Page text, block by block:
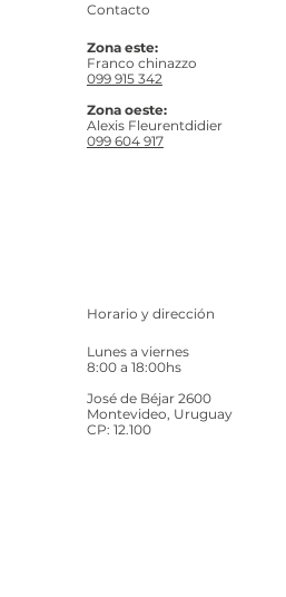
Contacto
Zona este:
Franco chinazzo
099 915 342
Zona oeste:
Alexis Fleurentdidier
099 604 917
Horario y dirección
Lunes a viernes
8:00 a 18:00hs
José de Béjar 2600
Montevideo, Uruguay
CP: 12.100